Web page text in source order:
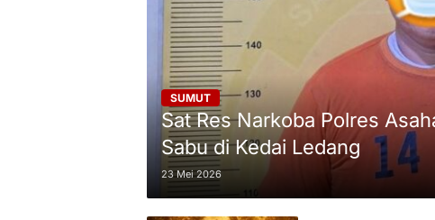
SUMUT
Sat Res Narkoba Polres
Sabu di Kedai Ledang
23 Mei 2026